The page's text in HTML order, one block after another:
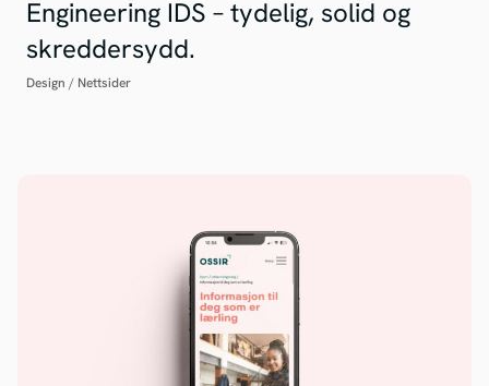
Engineering IDS – tydelig, solid og
skreddersydd.
Design / Nettsider